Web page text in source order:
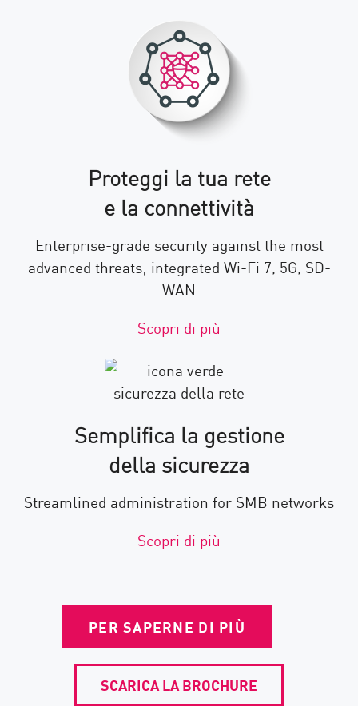
Proteggi la tua rete
e la connettività
Enterprise-grade security against the most
advanced threats; integrated Wi-Fi 7, 5G, SD-
WAN
Scopri di più
Semplifica la gestione
della sicurezza
Streamlined administration for SMB networks
Scopri di più
PER SAPERNE DI PIÙ
SCARICA LA BROCHURE